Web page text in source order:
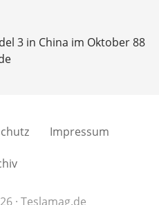
3 in China im Oktober 88
Impressum
· Teslamag.de